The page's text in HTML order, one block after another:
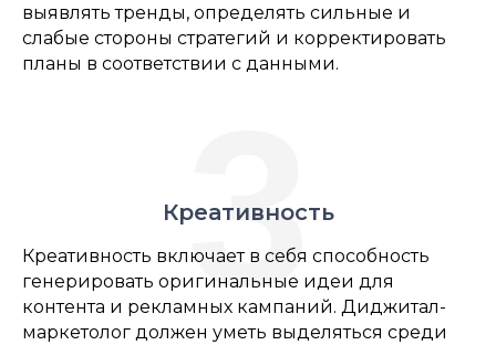
выявлять тренды, определять сильные и
слабые стороны стратегий и корректировать
планы в соответствии с данными.
Креативность
Креативность включает в себя способность
генерировать оригинальные идеи для
контента и рекламных кампаний. Диджитал-
маркетолог должен уметь выделяться среди
3